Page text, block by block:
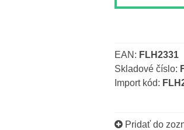
EAN: FLH2331
Skladové číslo:
Import kód:
Pridať do